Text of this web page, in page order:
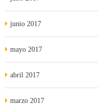
junio 2017
mayo 2017
abril 2017
marzo 2017